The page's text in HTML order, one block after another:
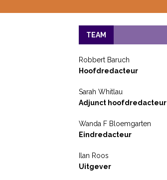
TEAM
Robbert Baruch
Hoofdredacteur
Sarah Whitlau
Adjunct hoofdredacteur
Wanda F Bloemgarten
Eindredacteur
Ilan Roos
Uitgever